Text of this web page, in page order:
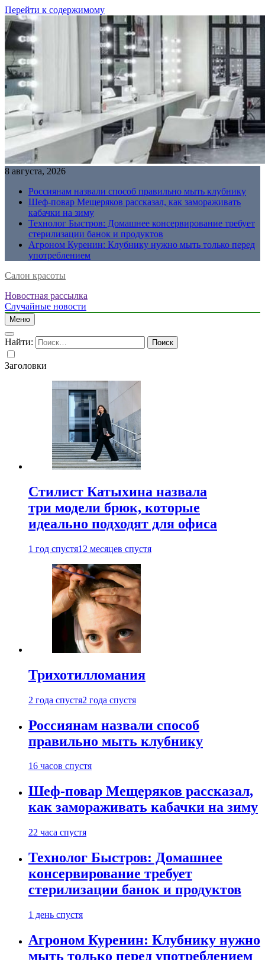
Перейти к содержимому
8 августа, 2026
Россиянам назвали способ правильно мыть клубнику
Шеф-повар Мещеряков рассказал, как замораживать
кабачки на зиму
Технолог Быстров: Домашнее консервирование требует
стерилизации банок и продуктов
Агроном Куренин: Клубнику нужно мыть только перед
употреблением
Салон красоты
Новостная рассылка
Случайные новости
Меню
Найти:
Заголовки
Стилист Катыхина назвала
три модели брюк, которые
идеально подходят для офиса
1 год спустя12 месяцев спустя
Трихотилломания
2 года спустя2 года спустя
Россиянам назвали способ
правильно мыть клубнику
16 часов спустя
Шеф-повар Мещеряков рассказал,
как замораживать кабачки на зиму
22 часа спустя
Технолог Быстров: Домашнее
консервирование требует
стерилизации банок и продуктов
1 день спустя
Агроном Куренин: Клубнику нужно
мыть только перед употреблением